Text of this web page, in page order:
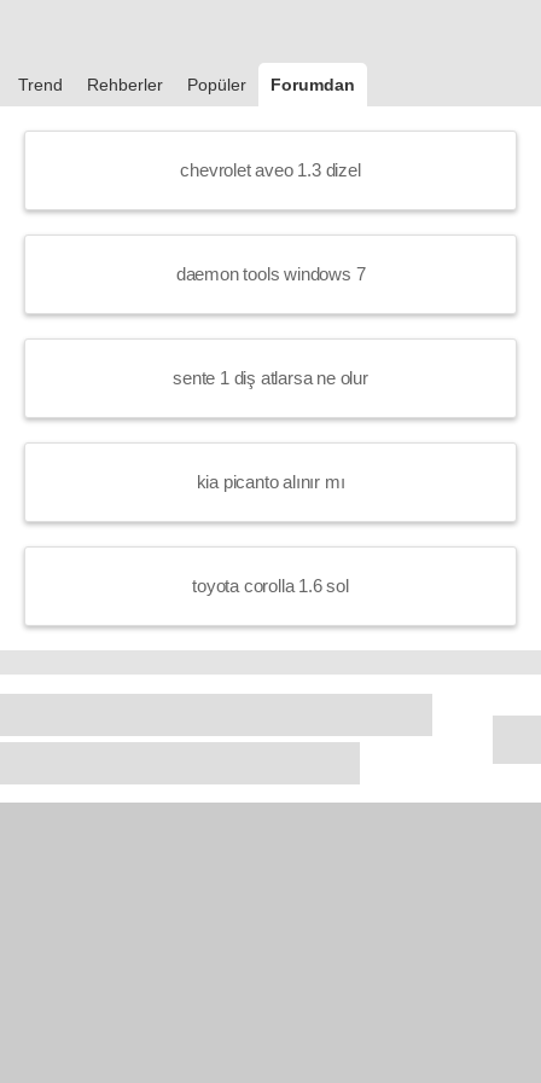
Trend Rehberler Popüler Forumdan
chevrolet aveo 1.3 dizel
daemon tools windows 7
sente 1 diş atlarsa ne olur
kia picanto alınır mı
toyota corolla 1.6 sol